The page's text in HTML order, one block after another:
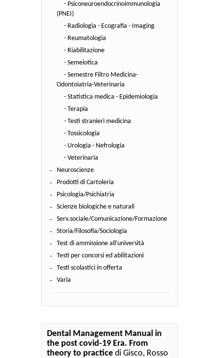
- Psiconeuroendocrinoimmunologia
(PNEI)
- Radiologia - Ecografia - Imaging
- Reumatologia
- Riabilitazione
- Semeiotica
- Semestre Filtro Medicina-
Odontoiatria-Veterinaria
- Statistica medica - Epidemiologia
- Terapia
- Testi stranieri medicina
- Tossicologia
- Urologia - Nefrologia
- Veterinaria
Neuroscienze
Prodotti di Cartoleria
Psicologia/Psichiatria
Scienze biologiche e naturali
Serv.sociale/Comunicazione/Formazione
Storia/Filosofia/Sociologia
Test di ammissione all'università
Testi per concorsi ed abilitazioni
Testi scolastici in offerta
Varia
Dental Management Manual in
the post covid-19 Era. From
theory to practice di Gisco, Rosso